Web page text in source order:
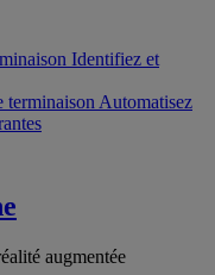
Identifiez et
terminaison Automatisez
augmentée